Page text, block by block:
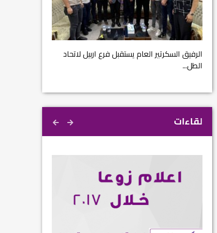
الرفيق السكرتير العام يستقبل فرع اربيل لاتحاد
الطل...
لقاءات